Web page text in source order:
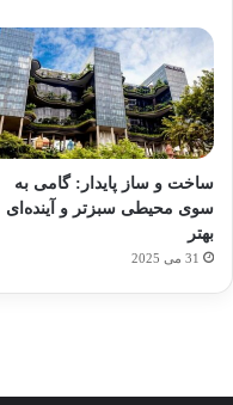
ساخت و ساز پایدار: گامی به
سوی محیطی سبزتر و آینده‌ای
بهتر
31 می 2025
آماده
برای
کشف
توسط
ژاکت
در
ی سفر
مجازی
…
توسط